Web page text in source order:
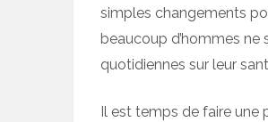
simples changements
beaucoup d’hommes
quotidiennes sur leur
Il est temps de faire une